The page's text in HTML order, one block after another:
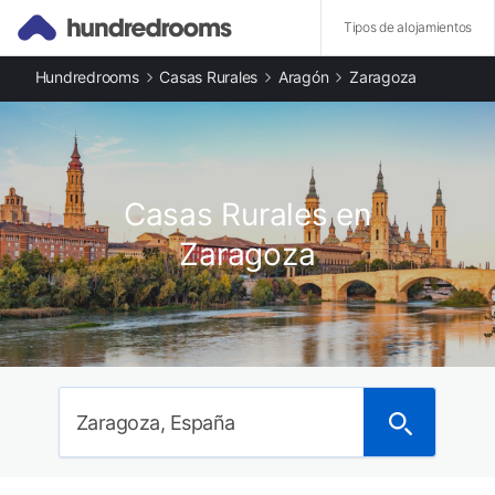
Tipos de alojamientos
Otros tipos de alojamiento
Apartamentos en Zaragoza provincia
Casas rurales en Zaragoza
Ciudades destacadas
Casas rurales en Zaragoza
Casas rurales en Cadrete
Casas rurales en Fuendetodos
Casas rurales en Lécera
Casas rurales en Borja
Casas rurales en Vera de Moncayo
Casas rurales en Calatayud
Casas rurales en Daroca
Provincias destacadas
Casas rurales en Huesca
Casas rurales en Soria
Casas rurales en Navarra
Hundredrooms Casas Rurales Aragón Zaragoza
Casas Rurales en
Zaragoza
Zaragoza, España